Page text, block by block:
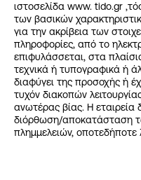
ιστοσελίδα www. tido.gr
των βασικών
για την ακρίβεια των
πληροφορίες, από το
επιφυλάσσεται, στα
τεχνικά ή τυπογραφικά ή
διαφύγει της προσοχής ή
τυχόν διακοπών
ανωτέρας βίας. Η εταιρεία
διόρθωση/αποκατάσταση
πλημμελειών,